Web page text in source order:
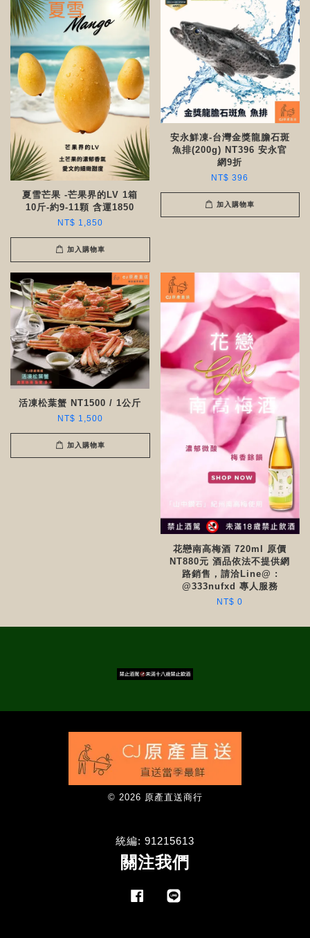
夏雪芒果 -芒果界的LV 1箱
10斤-約9-11顆 含運1850
NT$ 1,850
加入購物車
安永鮮凍-台灣金獎龍膽石斑
魚排(200g) NT396 安永官
網9折
NT$ 396
加入購物車
活凍松葉蟹 NT1500 / 1公斤
NT$ 1,500
加入購物車
花戀南高梅酒 720ml 原價
NT880元 酒品依法不提供網
路銷售，請洽Line@ :
@333nufxd 專人服務
NT$ 0
© 2026 原產直送商行
統編: 91215613
關注我們
Facebook